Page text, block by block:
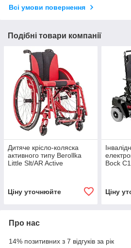
Всі умови повернення
Подібні товари компанії
Дитяче крісло-коляска
активного типу Berollka
Little Slt/AR Active
Ціну уточнюйте
Bock
Ціну
Про нас
14% позитивних з 7 відгуків за рік